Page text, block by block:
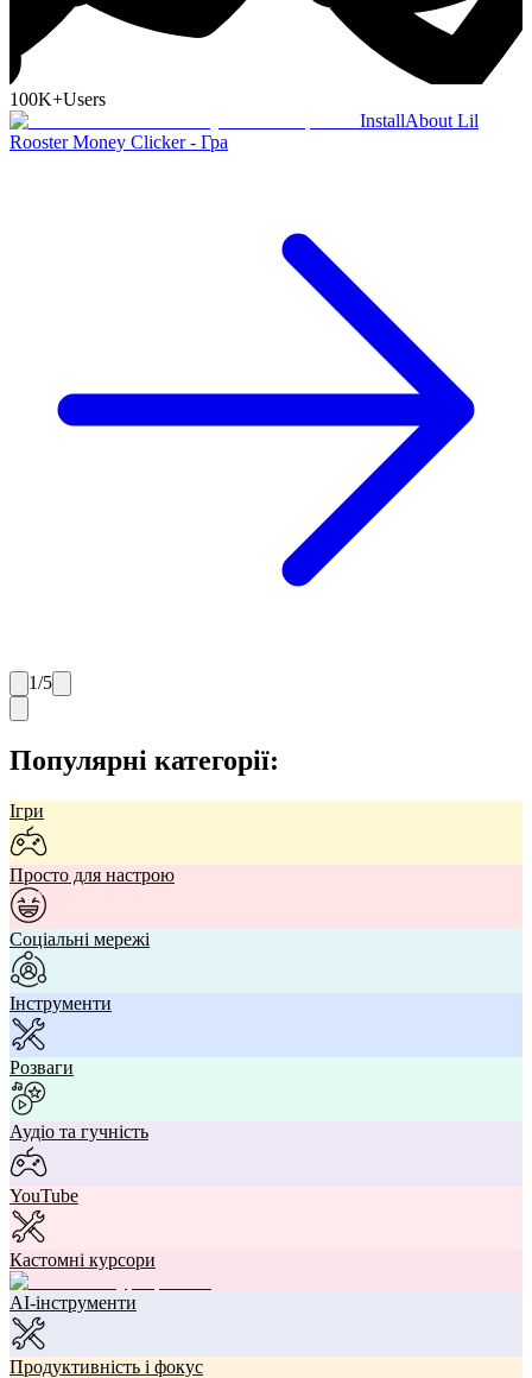
100K+Users
InstallAbout Lil
Rooster Money Clicker - Гра
1/5
Популярні категорії:
Ігри
Просто для настрою
Соціальні мережі
Інструменти
Розваги
Аудіо та гучність
YouTube
Кастомні курсори
AI-інструменти
Продуктивність і фокус